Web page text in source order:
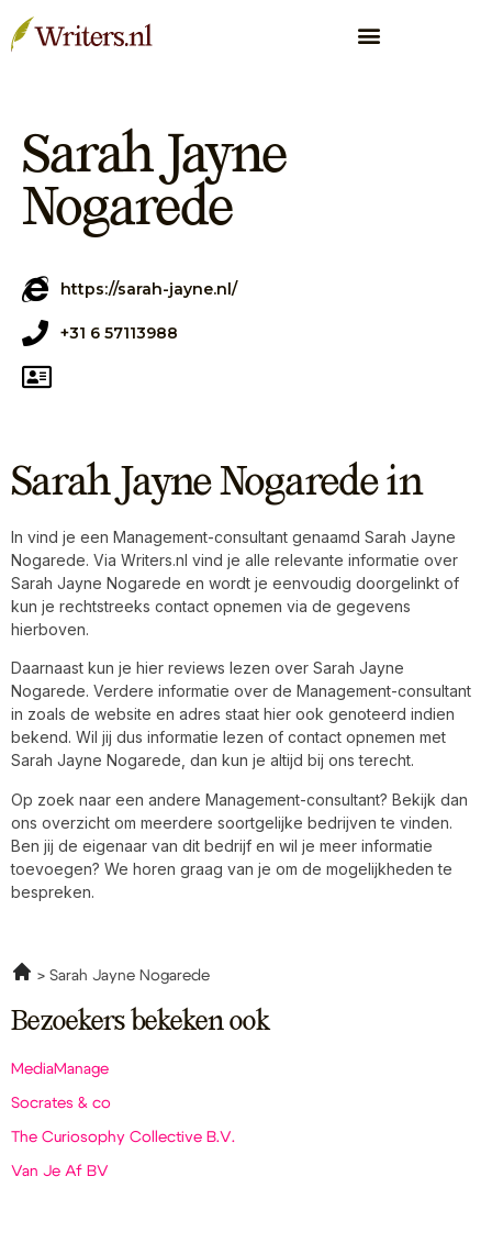
Sarah Jayne
Nogarede
https://sarah-jayne.nl/
+31 6 57113988
Sarah Jayne Nogarede in
In vind je een Management-consultant genaamd Sarah Jayne
Nogarede. Via Writers.nl vind je alle relevante informatie over
Sarah Jayne Nogarede en wordt je eenvoudig doorgelinkt of
kun je rechtstreeks contact opnemen via de gegevens
hierboven.
Daarnaast kun je hier reviews lezen over Sarah Jayne
Nogarede. Verdere informatie over de Management-consultant
in zoals de website en adres staat hier ook genoteerd indien
bekend. Wil jij dus informatie lezen of contact opnemen met
Sarah Jayne Nogarede, dan kun je altijd bij ons terecht.
Op zoek naar een andere Management-consultant? Bekijk dan
ons overzicht om meerdere soortgelijke bedrijven te vinden.
Ben jij de eigenaar van dit bedrijf en wil je meer informatie
toevoegen? We horen graag van je om de mogelijkheden te
bespreken.
Sarah Jayne Nogarede
Bezoekers bekeken ook
MediaManage
Socrates & co
The Curiosophy Collective B.V.
Van Je Af BV